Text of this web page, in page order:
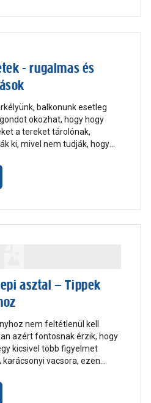
- rugalmas és
balkonunk esetleg
okozhat, hogy hogy
a tereket tárolónak,
ki, mivel nem tudják, hogy
egy pici hely, egy
lehet hangulatos pihenőhely.
asztal – Tippek
nem feltétlenül kell
azért fontosnak érzik, hogy
kicsivel több figyelmet
vacsora, ezen
el kicsit jobban a
dekorációk világában.